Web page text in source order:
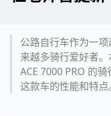
公路自行车作为一
来越多骑行爱好者
ACE 7000 PRO 的
这款车的性能和特点